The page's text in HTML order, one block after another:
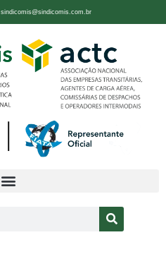
sindicomis@sindicomis.com.br